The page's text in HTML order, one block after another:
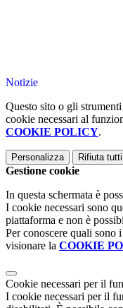
Notizie
Questo sito o gli
cookie necessari al
COOKIE POLICY.
Personalizza Rifiuta tutti
Gestione cookie
In questa schermata è
I cookie necessari sono
piattaforma e non è
Per conoscere quali sono
visionare la COOKIE
Cookie necessari per il
I cookie necessari per il